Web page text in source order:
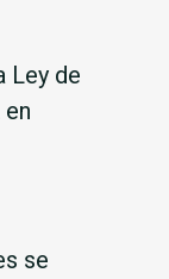
Ley de
se